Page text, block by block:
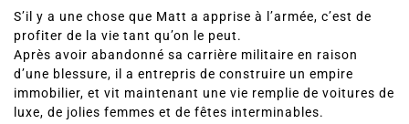
S’il y a une chose que Matt a apprise à l’armée, c’est de
profiter de la vie tant qu’on le peut.
Après avoir abandonné sa carrière militaire en raison
d’une blessure, il a entrepris de construire un empire
immobilier, et vit maintenant une vie remplie de voitures de
luxe, de jolies femmes et de fêtes interminables.